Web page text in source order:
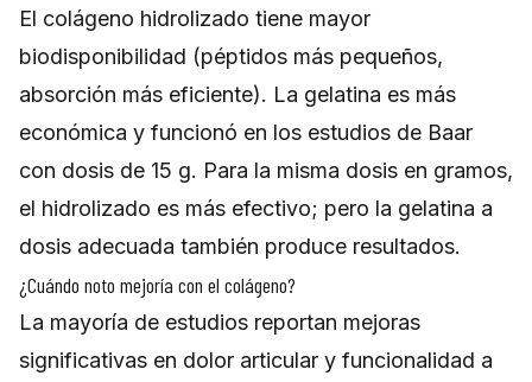
El colágeno hidrolizado tiene mayor
biodisponibilidad (péptidos más pequeños,
absorción más eficiente). La gelatina es más
económica y funcionó en los estudios de Baar
con dosis de 15 g. Para la misma dosis en gramos,
el hidrolizado es más efectivo; pero la gelatina a
dosis adecuada también produce resultados.
¿Cuándo noto mejoría con el colágeno?
La mayoría de estudios reportan mejoras
significativas en dolor articular y funcionalidad a